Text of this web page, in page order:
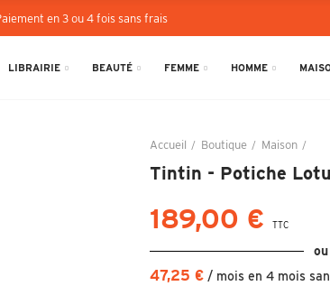
en 3 ou 4 fois sans frais
LIBRAIRIE BEAUTÉ FEMME HOMME
Accueil Boutique Maison
Tintin - Potiche
189,00 € TTC
ou
47,25 € / mois en 4 mois